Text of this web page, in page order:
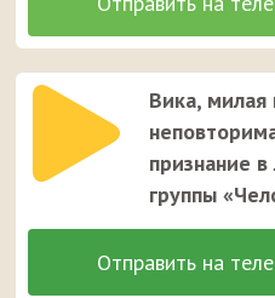
Вика,
признание
группы